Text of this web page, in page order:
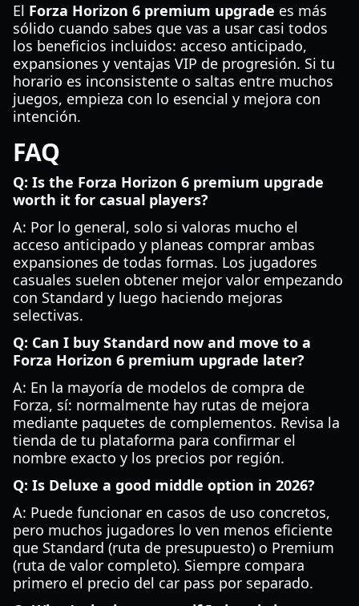
El Forza Horizon 6 premium upgrade es más
sólido cuando sabes que vas a usar casi todos
los beneficios incluidos: acceso anticipado,
expansiones y ventajas VIP de progresión. Si tu
horario es inconsistente o saltas entre muchos
juegos, empieza con lo esencial y mejora con
intención.
FAQ
Q: Is the Forza Horizon 6 premium upgrade
worth it for casual players?
A: Por lo general, solo si valoras mucho el
acceso anticipado y planeas comprar ambas
expansiones de todas formas. Los jugadores
casuales suelen obtener mejor valor empezando
con Standard y luego haciendo mejoras
selectivas.
Q: Can I buy Standard now and move to a
Forza Horizon 6 premium upgrade later?
A: En la mayoría de modelos de compra de
Forza, sí: normalmente hay rutas de mejora
mediante paquetes de complementos. Revisa la
tienda de tu plataforma para confirmar el
nombre exacto y los precios por región.
Q: Is Deluxe a good middle option in 2026?
A: Puede funcionar en casos de uso concretos,
pero muchos jugadores lo ven menos eficiente
que Standard (ruta de presupuesto) o Premium
(ruta de valor completo). Siempre compara
primero el precio del car pass por separado.